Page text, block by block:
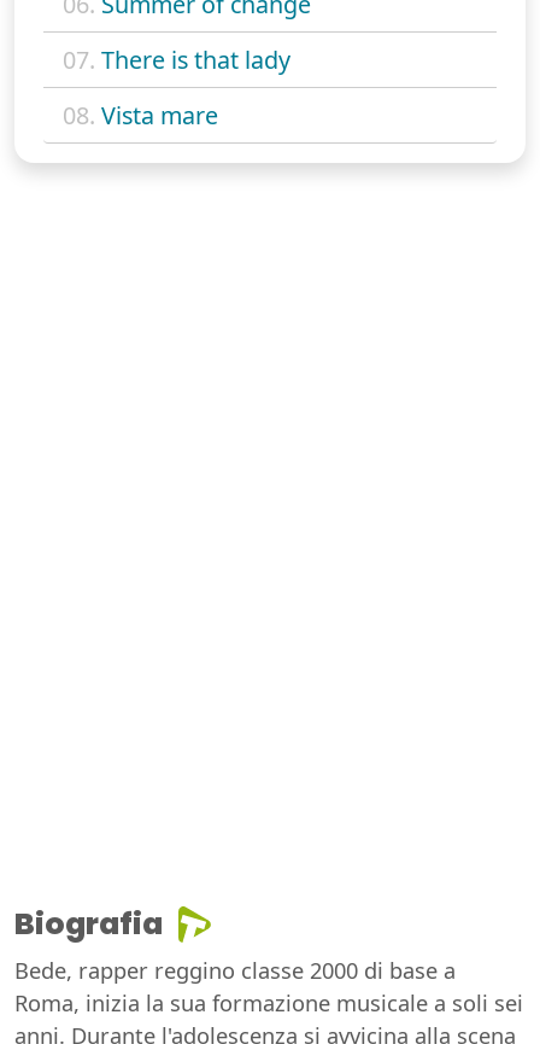
07. There is that lady
08. Vista mare
Biografia
Bede, rapper reggino classe 2000 di base a
Roma, inizia la sua formazione musicale a soli sei
anni. Durante l'adolescenza si avvicina alla scena